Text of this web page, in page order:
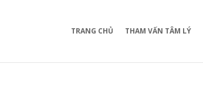
TRANG CHỦ THAM VẤN TÂM LÝ